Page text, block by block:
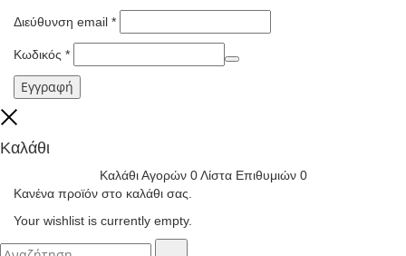
Διεύθυνση email *
Κωδικός *
Εγγραφή
Καλάθι
Καλάθι Αγορών 0 Λίστα Επιθυμιών 0
Κανένα προϊόν στο καλάθι σας.
Your wishlist is currently empty.
Αναζήτησα